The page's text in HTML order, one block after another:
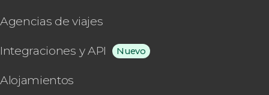
Agencias de viajes
Integraciones y API Nuevo
Alojamientos